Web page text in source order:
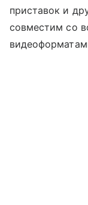
приставок и
совместим со